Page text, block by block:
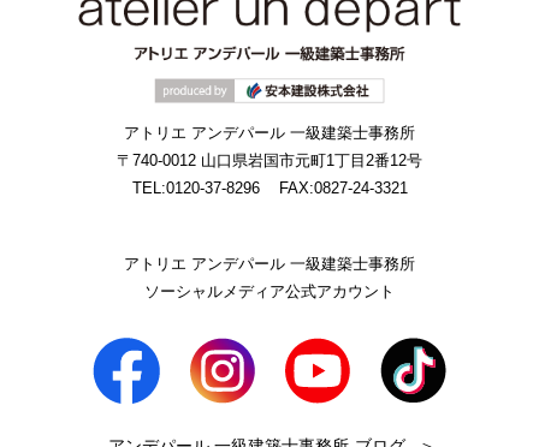
アトリエ アンデパール 一級建築士事務所
〒740-0012 山口県岩国市元町1丁目2番12号
TEL:0120-37-8296
FAX:0827-24-3321
アトリエ アンデパール 一級建築士事務所
ソーシャルメディア公式アカウント